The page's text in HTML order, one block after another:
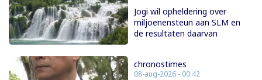
Jogi wil opheldering over
miljoenensteun aan SLM en
de resultaten daarvan
chronostimes
08-aug-2026 - 00:42